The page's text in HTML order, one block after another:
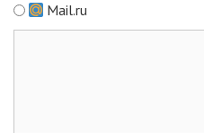
Mail.ru